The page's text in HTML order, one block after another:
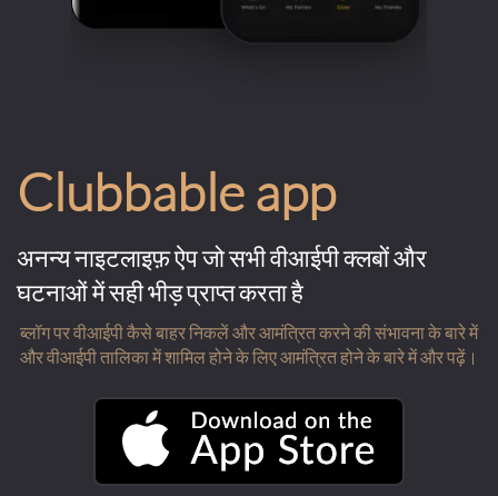
Clubbable app
अनन्य नाइटलाइफ़ ऐप जो सभी वीआईपी क्लबों और
घटनाओं में सही भीड़ प्राप्त करता है
ब्लॉग पर वीआईपी कैसे बाहर निकलें और आमंत्रित करने की संभावना के बारे में
और वीआईपी तालिका में शामिल होने के लिए आमंत्रित होने के बारे में और पढ़ें।